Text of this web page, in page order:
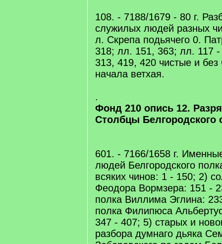
108. - 7188/1679 - 80 г.
служилых людей разных
л. Скрепа подьячего 0.
318; лл. 151, 363; лл. 117
313, 419, 420 чистые и
начала ветхая.
.
Фонд 210 опись 12.
Столбцы Белгородского
601. - 7166/1658 г.
людей Белгородского
всяких чинов: 1 - 150; 2)
Феодора Вормзера: 151 -
полка Виллима Эглина:
полка Филипюса
347 - 407; 5) старых и
разбора думнаго дьяка